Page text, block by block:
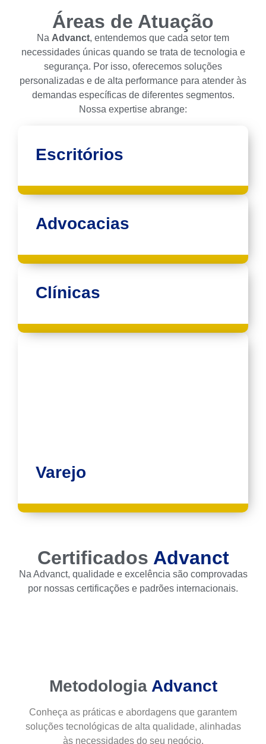
Áreas de Atuação
Na Advanct, entendemos que cada setor tem
necessidades únicas quando se trata de tecnologia e
segurança. Por isso, oferecemos soluções
personalizadas e de alta performance para atender às
demandas específicas de diferentes segmentos.
Nossa expertise abrange:
Escritórios
Advocacias
Clínicas
Varejo
Certificados Advanct
Na Advanct, qualidade e excelência são comprovadas
por nossas certificações e padrões internacionais.
Metodologia Advanct
Conheça as práticas e abordagens que garantem
soluções tecnológicas de alta qualidade, alinhadas
às necessidades do seu negócio.